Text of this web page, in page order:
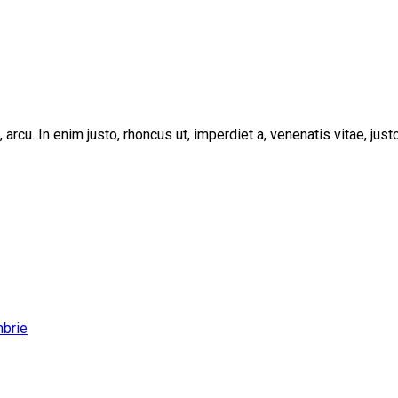
In enim justo, rhoncus ut, imperdiet a, venenatis vitae,